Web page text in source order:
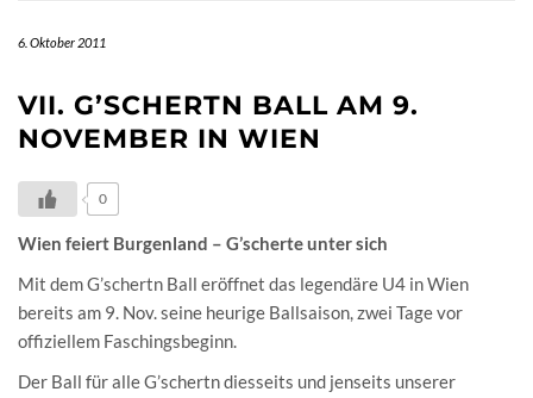
6. Oktober 2011
VII. G’SCHERTN BALL AM 9.
NOVEMBER IN WIEN
0
Wien feiert Burgenland – G’scherte unter sich
Mit dem G’schertn Ball eröffnet das legendäre U4 in Wien
bereits am 9. Nov. seine heurige Ballsaison, zwei Tage vor
offiziellem Faschingsbeginn.
Der Ball für alle G’schertn diesseits und jenseits unserer